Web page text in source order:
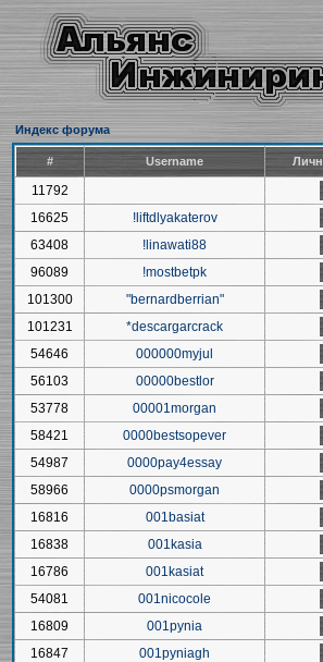
Индекс форума
# Username
11792
16625
!liftdlyakaterov
63408
!linawati88
96089
!mostbetpk
101300
"bernardberrian"
101231
*descargarcrack
54646
000000myjul
56103
00000bestlor
53778
00001morgan
58421
0000bestsopever
54987
0000pay4essay
58966
0000psmorgan
16816
001basiat
16838
001kasia
16786
001kasiat
54081
001nicocole
16809
001pynia
16847
001pyniagh